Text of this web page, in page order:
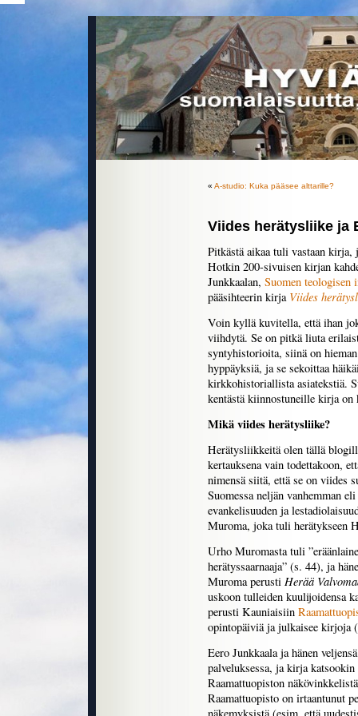
« A-studio: Kuka pääsee alttarille?
Viides herätysliike ja
Pitkästä aikaa tuli vastaan
Hotkin 200-sivuisen kirjan
Junkkaalan, Suomen teologisen
pääsihteerin kirja Viides
Voin kyllä kuvitella, että ihan
viihdytä. Se on pitkä liuta
syntyhistorioita, siinä on
hyppäyksiä, ja se sekoittaa
kirkkohistoriallista asiatekstiä.
kentästä kiinnostuneille kirja on
Mikä viides herätysliike?
Herätysliikkeitä olen tällä
kertauksena vain todettakoon,
nimensä siitä, että se on viides
Suomessa neljän vanhemman
evankelisuuden ja
Muroma, joka tuli herätykseen
Urho Muromasta tuli
herätyssaarnaaja” (s. 44), ja
Muroma perusti Herää
uskoon tulleiden kuulijoidensa
perusti Kauniaisiin
opintopäiviä ja julkaisee kirjoja (
Eero Junkkaala ja hänen
palveluksessa, ja kirja
Raamattuopiston
Raamattuopisto on irtaantunut